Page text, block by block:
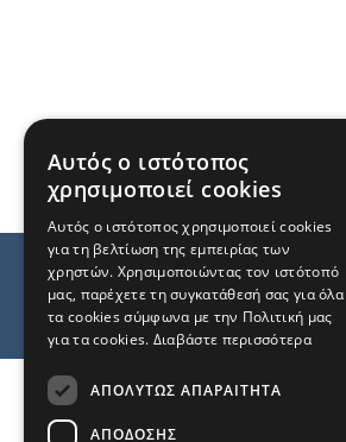
Αυτός ο ιστότοπος
χρησιμοποιεί cookies
Αυτός ο ιστότοπος χρησιμοποιεί cookies
για τη βελτίωση της εμπειρίας των
χρηστών. Χρησιμοποιώντας τον ιστότοπό
μας, παρέχετε τη συγκατάθεσή σας για όλα
τα cookies σύμφωνα με την Πολιτική μας
για τα cookies. Διαβάστε περισσότερα
ΑΠΟΛΎΤΩΣ ΑΠΑΡΑΊΤΗΤΑ
ΑΠΌΔΟΣΗΣ